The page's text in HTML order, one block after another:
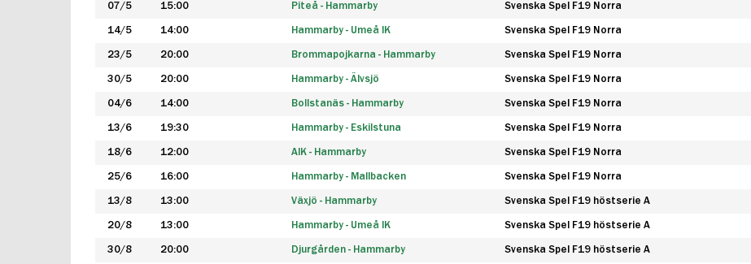
07/5 15:00 Piteå - Hammarby Svenska Spel F19 Norra
14/5 14:00 Hammarby - Umeå IK Svenska Spel F19 Norra
23/5 20:00 Brommapojkarna - Hammarby Svenska Spel F19 Norra
30/5 20:00 Hammarby - Älvsjö Svenska Spel F19 Norra
04/6 14:00 Bollstanäs - Hammarby Svenska Spel F19 Norra
13/6 19:30 Hammarby - Eskilstuna Svenska Spel F19 Norra
18/6 12:00 AIK - Hammarby Svenska Spel F19 Norra
25/6 16:00 Hammarby - Mallbacken Svenska Spel F19 Norra
13/8 13:00 Växjö - Hammarby Svenska Spel F19 höstserie A
20/8 13:00 Hammarby - Umeå IK Svenska Spel F19 höstserie A
30/8 20:00 Djurgården - Hammarby Svenska Spel F19 höstserie A